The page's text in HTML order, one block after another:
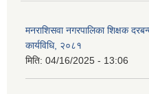
मनराशिसवा नगरपालिका शिक्षक
कार्यविधि, २०८१
मिति: 04/16/2025 - 13:06